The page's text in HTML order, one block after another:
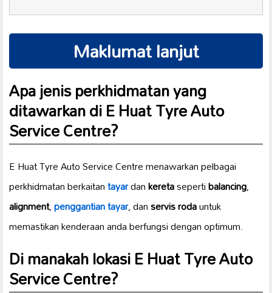
Maklumat lanjut
Apa jenis perkhidmatan yang
ditawarkan di E Huat Tyre Auto
Service Centre?
E Huat Tyre Auto Service Centre menawarkan pelbagai
perkhidmatan berkaitantayardankeretasepertibalancing,
alignment,penggantian tayar, danservis rodauntuk
memastikan kenderaan anda berfungsi dengan optimum.
Di manakah lokasi E Huat Tyre Auto
Service Centre?